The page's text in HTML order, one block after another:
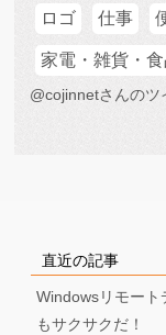
ロゴ 仕事
家電・雑貨・
@cojinnetさんのツ
直近の記事
Windowsリモー
もサクサクだ！